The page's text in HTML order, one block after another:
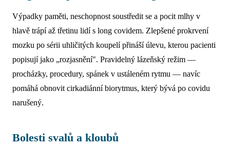
Výpadky paměti, neschopnost soustředit se a pocit mlhy v
hlavě trápí až třetinu lidí s long covidem. Zlepšené prokrvení
mozku po sérii uhličitých koupelí přináší úlevu, kterou pacienti
popisují jako „rozjasnění". Pravidelný lázeňský režim —
procházky, procedury, spánek v ustáleném rytmu — navíc
pomáhá obnovit cirkadiánní biorytmus, který bývá po covidu
narušený.
Bolesti svalů a kloubů